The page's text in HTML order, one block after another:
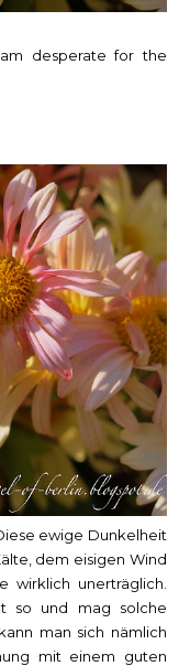
am desperate for the
ewige Dunkelheit
dem eisigen Wind
wirklich unerträglich.
so und mag solche
man sich nämlich
mit einem guten